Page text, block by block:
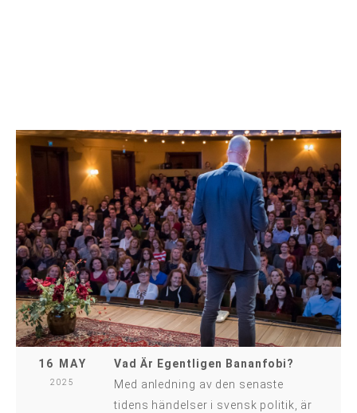
16 MAY
2025
Vad Är Egentligen Bananfobi?
Med anledning av den senaste
tidens händelser i svensk politik, är